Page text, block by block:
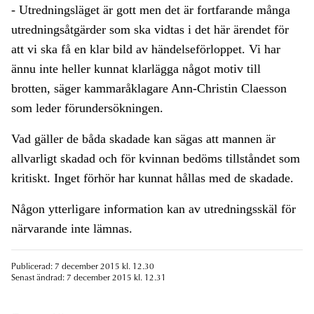
- Utredningsläget är gott men det är fortfarande många
utredningsåtgärder som ska vidtas i det här ärendet för
att vi ska få en klar bild av händelseförloppet. Vi har
ännu inte heller kunnat klarlägga något motiv till
brotten, säger kammaråklagare Ann-Christin Claesson
som leder förundersökningen.
Vad gäller de båda skadade kan sägas att mannen är
allvarligt skadad och för kvinnan bedöms tillståndet som
kritiskt. Inget förhör har kunnat hållas med de skadade.
Någon ytterligare information kan av utredningsskäl för
närvarande inte lämnas.
Publicerad: 7 december 2015 kl. 12.30
Senast ändrad: 7 december 2015 kl. 12.31